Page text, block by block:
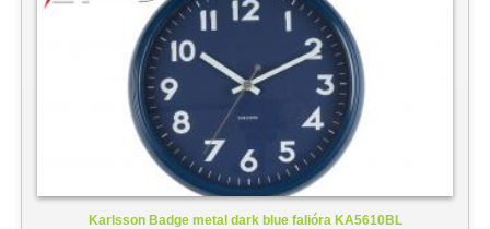
Karlsson Badge metal dark blue falióra KA5610BL